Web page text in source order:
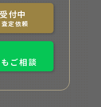
付中
定依頼
ご相談